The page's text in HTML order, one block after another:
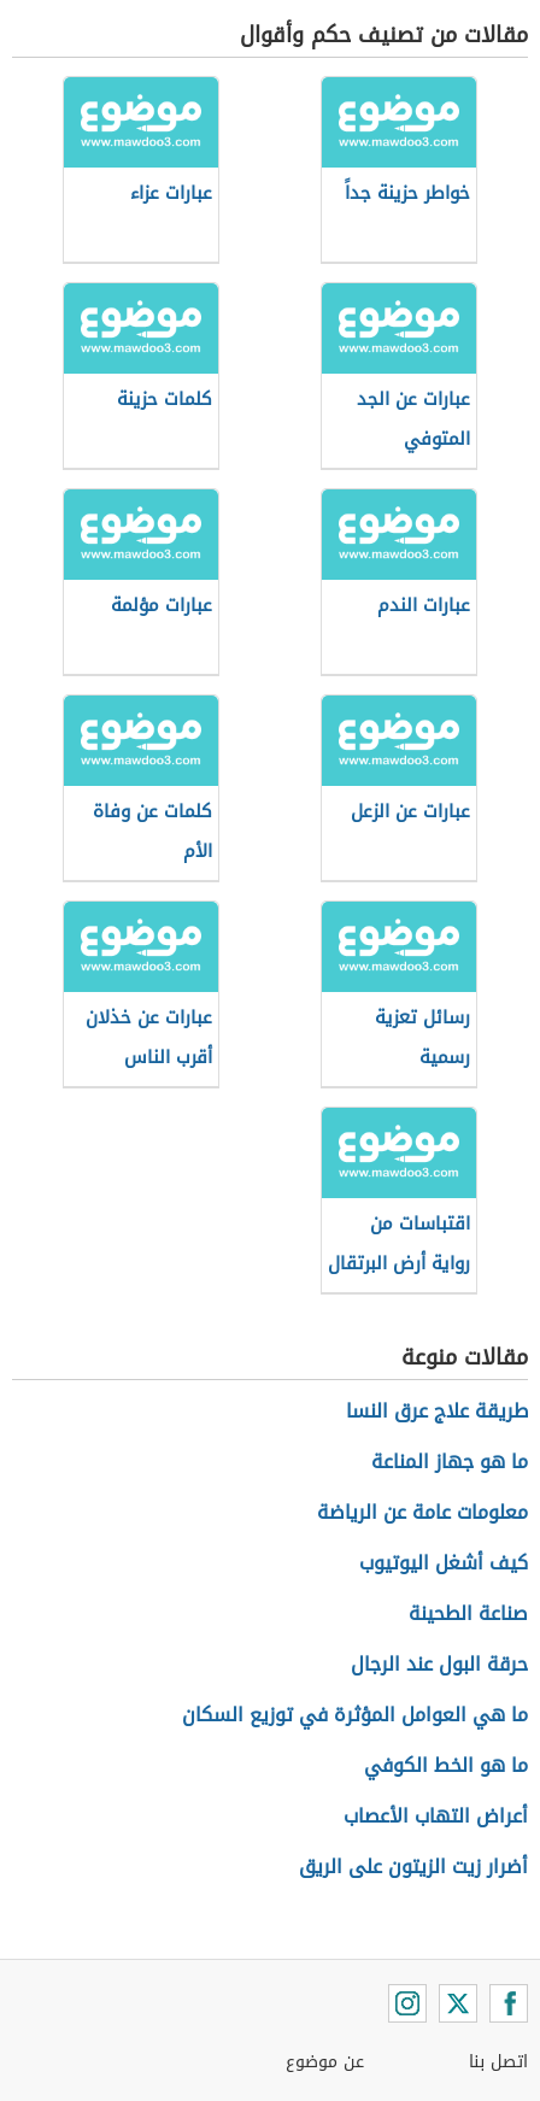
مقالات من تصنيف حكم وأقوال
خواطر حزينة جداً عبارات عزاء
عبارات عن الجد
المتوفي
كلمات حزينة
عبارات الندم عبارات مؤلمة
عبارات عن الزعل
كلمات عن وفاة
الأم
رسائل تعزية
رسمية
عبارات عن خذلان
أقرب الناس
اقتباسات من
رواية أرض البرتقال
الحزين لغسان
كنفاني
مقالات منوعة
طريقة علاج عرق النسا
ما هو جهاز المناعة
معلومات عامة عن الرياضة
كيف أشغل اليوتيوب
صناعة الطحينة
حرقة البول عند الرجال
ما هي العوامل المؤثرة في توزيع السكان
ما هو الخط الكوفي
أعراض التهاب الأعصاب
أضرار زيت الزيتون على الريق
اتصل بنا
عن موضوع